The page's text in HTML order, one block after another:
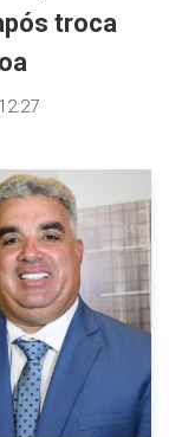
troca